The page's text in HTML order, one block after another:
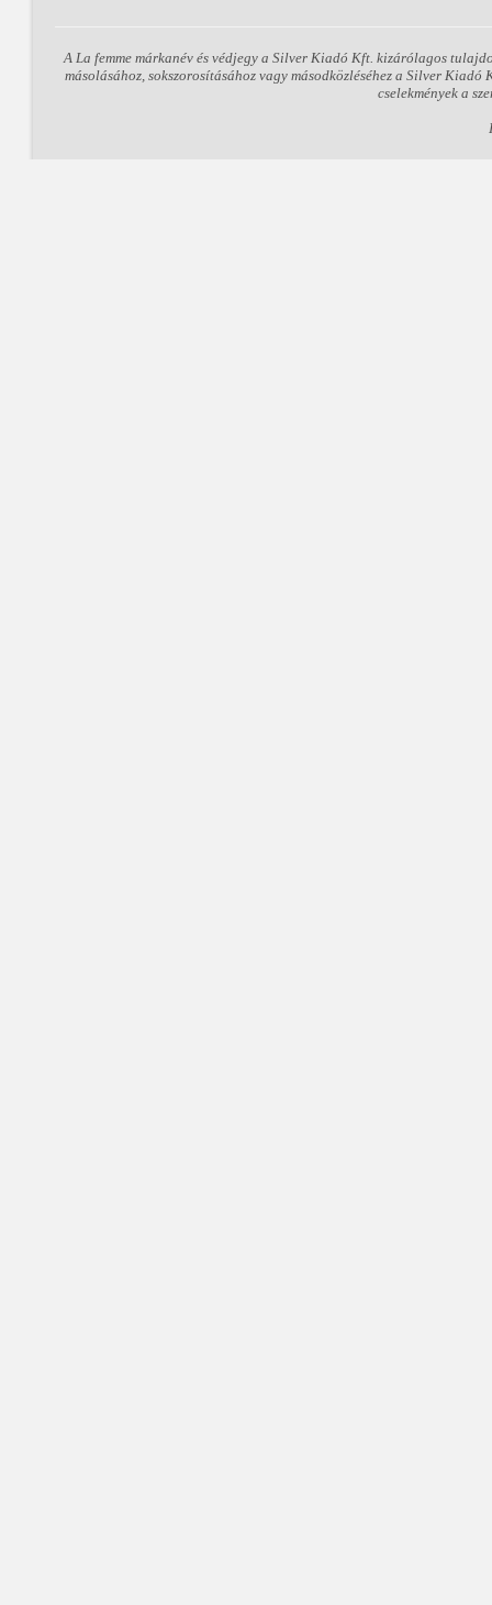
A La femme márkanév és védjegy a Silver Kiadó Kft. kizárólagos
másolásához, sokszorosításához vagy másodközléséhez a Silver
cselekmények a